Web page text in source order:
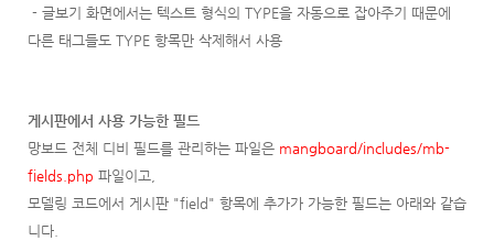
- 글보기 화면에서는 텍스트 형식의 TYPE을 자동으로 잡아주기 때문에
다른 태그들도 TYPE 항목만 삭제해서 사용
게시판에서 사용 가능한 필드
망보드 전체 디비 필드를 관리하는 파일은 mangboard/includes/mb-
fields.php 파일이고,
모델링 코드에서 게시판 "field" 항목에 추가가 가능한 필드는 아래와 같습
니다.